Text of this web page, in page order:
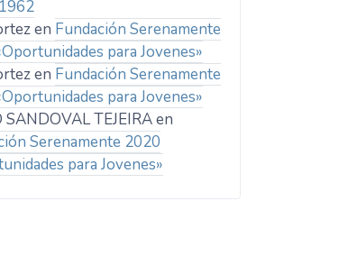
en Fundación Serenamente
para Jovenes»
en Fundación Serenamente
para Jovenes»
SANDOVAL TEJEIRAen
Serenamente 2020
para Jovenes»